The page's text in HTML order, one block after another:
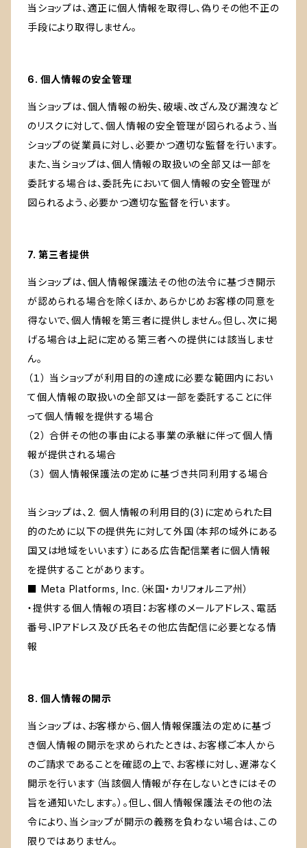
当ショップは、適正に個人情報を取得し、偽りその他不正の
手段により取得しません。
6. 個人情報の安全管理
当ショップは、個人情報の紛失、破壊、改ざん及び漏洩など
のリスクに対して、個人情報の安全管理が図られるよう、当
ショップの従業員に対し、必要かつ適切な監督を行います。
また、当ショップは、個人情報の取扱いの全部又は一部を
委託する場合は、委託先において個人情報の安全管理が
図られるよう、必要かつ適切な監督を行います。
7. 第三者提供
当ショップは、個人情報保護法その他の法令に基づき開示
が認められる場合を除くほか、あらかじめお客様の同意を
得ないで、個人情報を第三者に提供しません。但し、次に掲
げる場合は上記に定める第三者への提供には該当しませ
ん。
（１） 当ショップが利用目的の達成に必要な範囲内におい
て個人情報の取扱いの全部又は一部を委託することに伴
って個人情報を提供する場合
（２） 合併その他の事由による事業の承継に伴って個人情
報が提供される場合
（３） 個人情報保護法の定めに基づき共同利用する場合
当ショップは、2. 個人情報の利用目的(3)に定められた目
的のために以下の提供先に対して外国（本邦の域外にある
国又は地域をいいます）にある広告配信業者に個人情報
を提供することがあります。
■ Meta Platforms, Inc.（米国・カリフォルニア州）
・提供する個人情報の項目：お客様のメールアドレス、電話
番号、IPアドレス及び氏名その他広告配信に必要となる情
報
8. 個人情報の開示
当ショップは、お客様から、個人情報保護法の定めに基づ
き個人情報の開示を求められたときは、お客様ご本人から
のご請求であることを確認の上で、お客様に対し、遅滞なく
開示を行います（当該個人情報が存在しないときにはその
旨を通知いたします。）。但し、個人情報保護法その他の法
令により、当ショップが開示の義務を負わない場合は、この
限りではありません。